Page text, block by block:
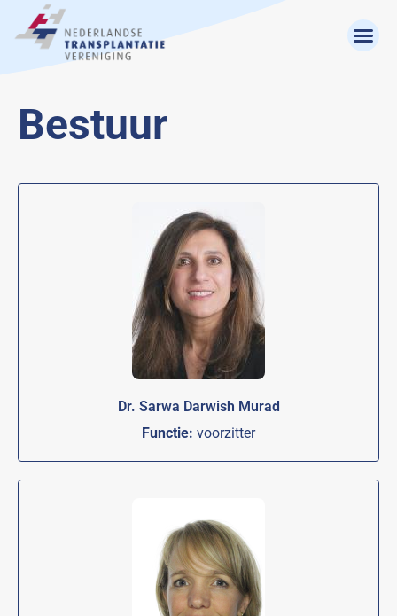
Bestuur
Dr. Sarwa Darwish Murad
Functie: voorzitter